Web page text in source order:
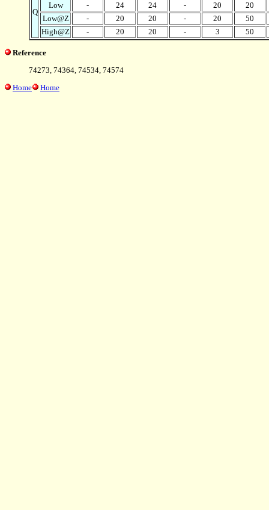
Q
Low
- 24 24 - 20
20
Low@Z
- 20 20 - 20
50
High@Z
- 20 20 - 3 50
Reference
74273, 74364, 74534, 74574
Home
Home